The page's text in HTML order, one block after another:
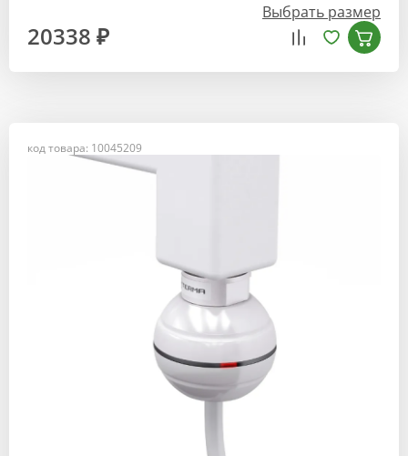
Выбрать размер
20338 ₽
код товара: 10045209